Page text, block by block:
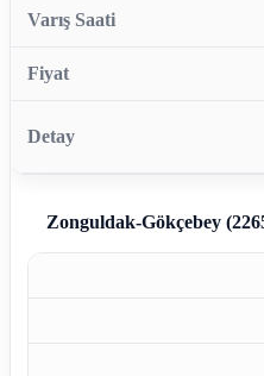
Zonguldak-Gökçebey